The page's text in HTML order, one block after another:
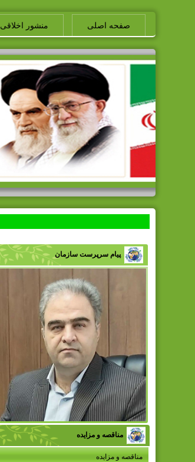
صفحه اصلی منشور اخلاقی
پیام سرپرست سازمان
مناقصه و مزایده
مناقصه و مزایده